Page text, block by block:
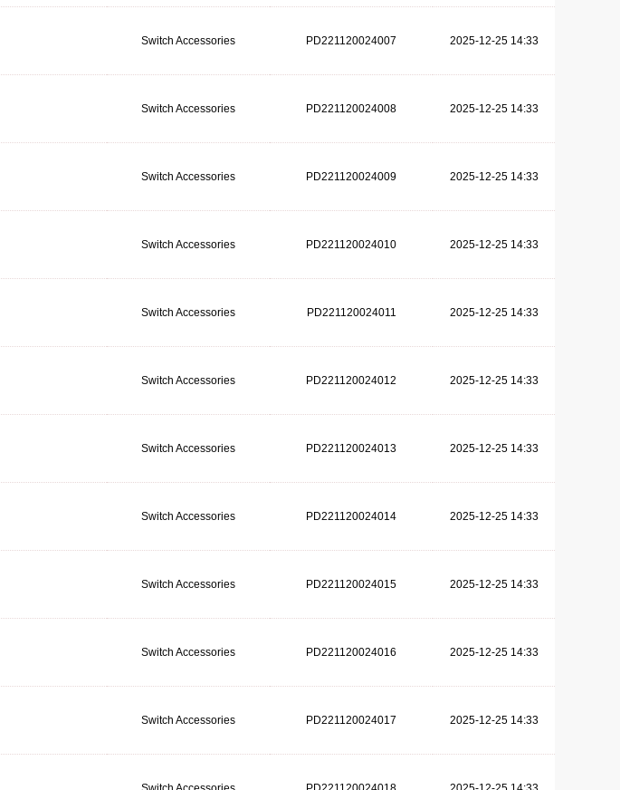
Switch Accessories PD221120024007 2025-12-25 14:33
Switch Accessories PD221120024008 2025-12-25 14:33
Switch Accessories PD221120024009 2025-12-25 14:33
Switch Accessories PD221120024010 2025-12-25 14:33
Switch Accessories PD221120024011 2025-12-25 14:33
Switch Accessories PD221120024012 2025-12-25 14:33
Switch Accessories PD221120024013 2025-12-25 14:33
Switch Accessories PD221120024014 2025-12-25 14:33
Switch Accessories PD221120024015 2025-12-25 14:33
Switch Accessories PD221120024016 2025-12-25 14:33
Switch Accessories PD221120024017 2025-12-25 14:33